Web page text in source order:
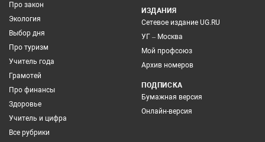
Про закон
Экология
Выбор дня
Про туризм
Учитель года
Грамотей
Про финансы
Здоровье
Учитель и цифра
Все рубрики
ИЗДАНИЯ
Сетевое издание UG.RU
УГ – Москва
Мой профсоюз
Архив номеров
ПОДПИСКА
Бумажная версия
Онлайн-версия